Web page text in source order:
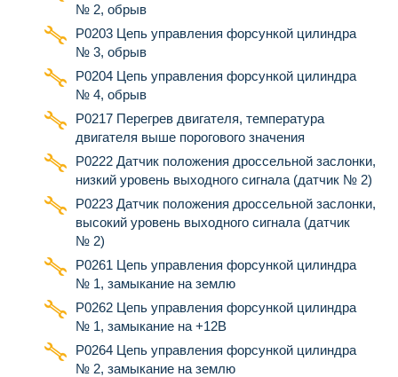
№ 2, обрыв
Р0203 Цепь управления форсункой цилиндра
№ 3, обрыв
Р0204 Цепь управления форсункой цилиндра
№ 4, обрыв
Р0217 Перегрев двигателя, температура
двигателя выше порогового значения
Р0222 Датчик положения дроссельной заслонки,
низкий уровень выходного сигнала (датчик № 2)
Р0223 Датчик положения дроссельной заслонки,
высокий уровень выходного сигнала (датчик
№ 2)
Р0261 Цепь управления форсункой цилиндра
№ 1, замыкание на землю
Р0262 Цепь управления форсункой цилиндра
№ 1, замыкание на +12В
Р0264 Цепь управления форсункой цилиндра
№ 2, замыкание на землю